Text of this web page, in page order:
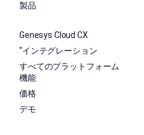
製品
Genesys Cloud CX
"インテグレーション
すべてのプラットフォーム
機能
価格
デモ